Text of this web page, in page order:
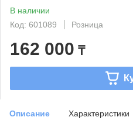
В наличии
Код: 601089
Розница
162 000 ₸
Описание Характеристики